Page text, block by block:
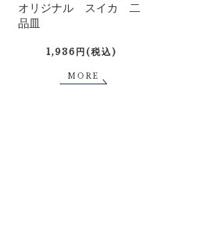
オリジナル スイカ 二
品皿
1,936円(税込)
MORE